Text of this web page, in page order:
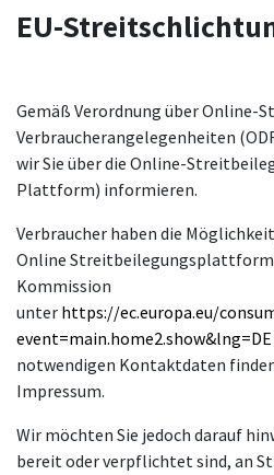
EU-
Gemäß Verordnung über Online-
Verbraucherangelegenheiten
wir Sie über die Online-
Plattform) informieren.
Verbraucher haben die
Online Streitbeilegungsplattform
Kommission
unter https://ec.europa.eu/
event=main.home2.show&lng=DE
notwendigen Kontaktdaten
Impressum.
Wir möchten Sie jedoch darauf
bereit oder verpflichtet sind, an